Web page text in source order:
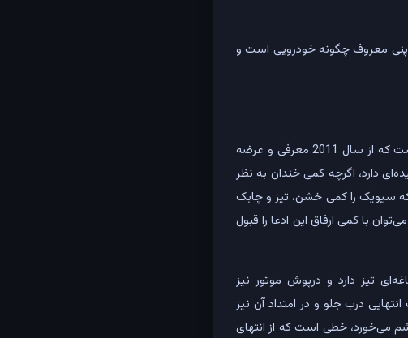
ببینیم که این ژاپنی معروف چگونه خودرویی است و
همانگونه که گفته شد، این خودرویی که به تازگی وارد بازار داخل شده نسل نهم از سیویک است که از سال 2011 معرفی و عرضه
دارد، اگرچه کمی خندان به نظر
سیویک را کمی خشن، تیز و چابک
با کمی ارفاق این ادعا را قبول
تیز دارد و درپوش موتور نیز
درب جلو و در امتداد آن نیز
می‌خورد، خطی است که از انتهای